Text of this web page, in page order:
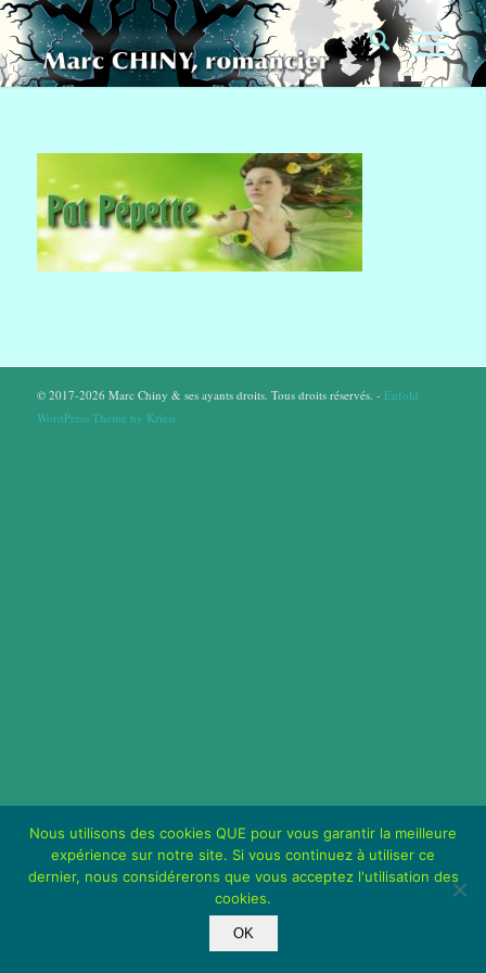
© 2017-2026 Marc Chiny & ses ayants droits. Tous droits réservés. - Enfold
WordPress Theme by Kriesi
Nous utilisons des cookies QUE pour vous garantir la meilleure
expérience sur notre site. Si vous continuez à utiliser ce
dernier, nous considérerons que vous acceptez l'utilisation des
cookies.
OK